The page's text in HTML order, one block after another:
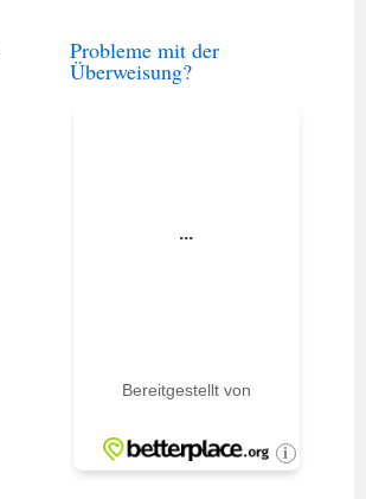
Probleme mit der
Überweisung?